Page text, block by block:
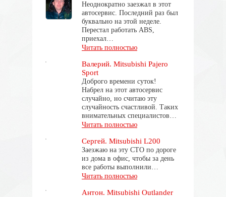
Неоднократно заезжал в этот
автосервис. Последний раз был
буквально на этой неделе.
Перестал работать ABS,
приехал…
Читать полностью
Валерий. Mitsubishi Pajero
Sport
Доброго времени суток!
Набрел на этот автосервис
случайно, но считаю эту
случайность счастливой. Таких
внимательных специалистов…
Читать полностью
Сергей. Mitsubishi L200
Заезжаю на эту СТО по дороге
из дома в офис, чтобы за день
все работы выполнили…
Читать полностью
Антон. Mitsubishi Outlander